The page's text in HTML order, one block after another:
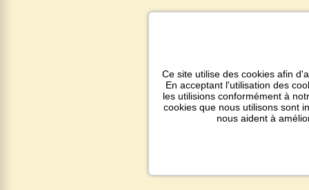
Ce site utilise des cookies afin
En acceptant l'utilisation des
les utilisions conformément à
cookies que nous utilisons sont
nous aident à